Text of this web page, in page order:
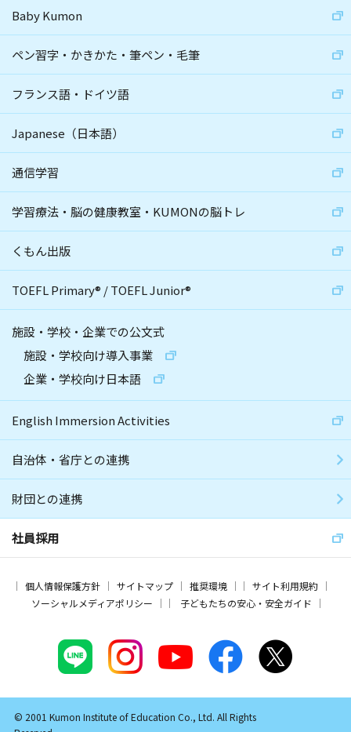
Baby Kumon
ペン習字・かきかた・筆ペン・毛筆
フランス語・ドイツ語
Japanese（日本語）
通信学習
学習療法・脳の健康教室・KUMONの脳トレ
くもん出版
TOEFL Primary® /TOEFL Junior®
施設・学校・企業での公文式
施設・学校向け導入事業
企業・学校向け日本語
English Immersion Activities
自治体・省庁との連携
財団との連携
社員採用
個人情報保護方針 サイトマップ 推奨環境
サイト利用規約
ソーシャルメディアポリシー
子どもたちの安心・安全ガイド
© 2001 Kumon Institute of Education Co., Ltd. All Rights